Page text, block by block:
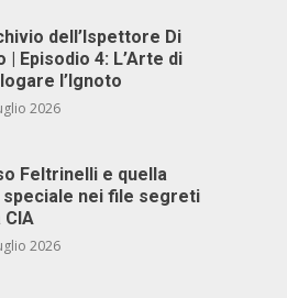
dell’Ispettore Di
| Episodio 4: L’Arte di
l’Ignoto
2026
Feltrinelli e quella
speciale nei file segreti
CIA
2026